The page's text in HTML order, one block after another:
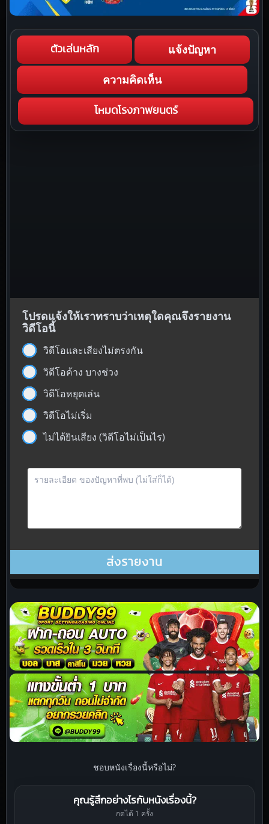
ตัวเล่นหลัก แจ้งปัญหา
ความคิดเห็น
โหมดโรงภาพยนตร์
โปรดแจ้งให้เราทราบว่าเหตุใดคุณจึงรายงาน
วิดีโอนี้
วิดีโอและเสียงไม่ตรงกัน
วิดีโอค้าง บางช่วง
วิดีโอหยุดเล่น
วิดีโอไม่เริ่ม
ไม่ได้ยินเสียง (วิดีโอไม่เป็นไร)
ชอบหนังเรื่องนี้หรือไม่?
คุณรู้สึกอย่างไรกับหนังเรื่องนี้?
กดได้ 1 ครั้ง